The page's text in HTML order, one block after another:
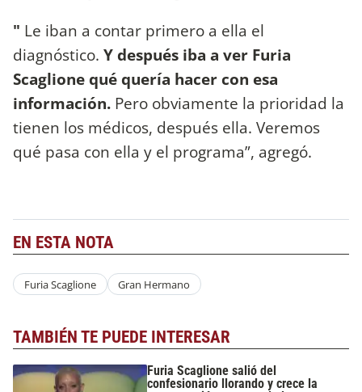
" Le iban a contar primero a ella el
diagnóstico. Y después iba a ver Furia
Scaglione qué quería hacer con esa
información. Pero obviamente la prioridad la
tienen los médicos, después ella. Veremos
qué pasa con ella y el programa”, agregó.
EN ESTA NOTA
Furia Scaglione Gran Hermano
TAMBIÉN TE PUEDE INTERESAR
Furia Scaglione salió del
confesionario llorando y crece la